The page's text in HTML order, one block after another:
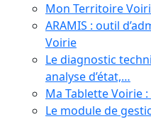
Mon Territoire
ARAMIS : outil
Voirie
Le diagnostic
analyse d’état,…
Ma Tablette Voirie
Le module de